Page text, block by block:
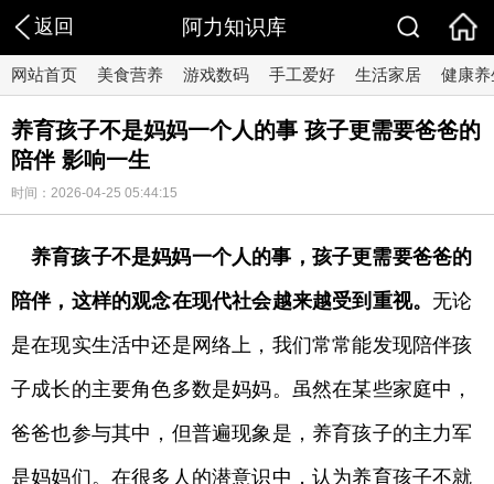
返回 阿力知识库
网站首页 美食营养 游戏数码 手工爱好 生活家居 健康养
养育孩子不是妈妈一个人的事 孩子更需要爸爸的
陪伴 影响一生
时间：2026-04-25 05:44:15
养育孩子不是妈妈一个人的事，孩子更需要爸爸的
陪伴，这样的观念在现代社会越来越受到重视。 无论
是在现实生活中还是网络上，我们常常能发现陪伴孩
子成长的主要角色多数是妈妈。虽然在某些家庭中，
爸爸也参与其中，但普遍现象是，养育孩子的主力军
是妈妈们。在很多人的潜意识中，认为养育孩子不就